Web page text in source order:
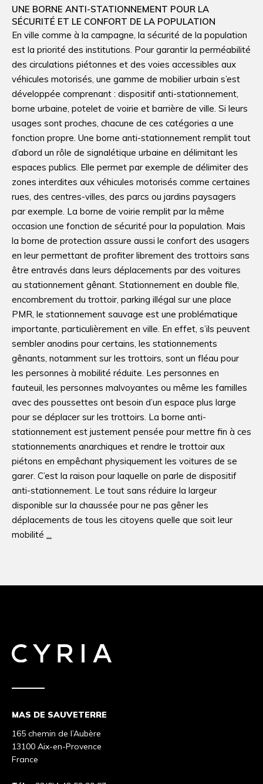
UNE BORNE ANTI-STATIONNEMENT POUR LA
SÉCURITÉ ET LE CONFORT DE LA POPULATION
En ville comme à la campagne, la sécurité de la population
est la priorité des institutions. Pour garantir la perméabilité
des circulations piétonnes et des voies accessibles aux
véhicules motorisés, une gamme de mobilier urbain s’est
développée comprenant : dispositif anti-stationnement,
borne urbaine, potelet de voirie et barrière de ville. Si leurs
usages sont proches, chacune de ces catégories a une
fonction propre. Une borne anti-stationnement remplit tout
d’abord un rôle de signalétique urbaine en délimitant les
espaces publics. Elle permet par exemple de délimiter des
zones interdites aux véhicules motorisés comme certaines
rues, des centres-villes, des parcs ou jardins paysagers
par exemple. La borne de voirie remplit par la même
occasion une fonction de sécurité pour la population. Mais
la borne de protection assure aussi le confort des usagers
en leur permettant de profiter librement des trottoirs sans
être entravés dans leurs déplacements par des voitures
au stationnement gênant. Stationnement en double file,
encombrement du trottoir, parking illégal sur une place
PMR, le stationnement sauvage est une problématique
importante, particulièrement en ville. En effet, s’ils peuvent
sembler anodins pour certains, les stationnements
gênants, notamment sur les trottoirs, sont un fléau pour
les personnes à mobilité réduite. Les personnes en
fauteuil, les personnes malvoyantes ou même les familles
avec des poussettes ont besoin d’un espace plus large
pour se déplacer sur les trottoirs. La borne anti-
stationnement est justement pensée pour mettre fin à ces
stationnements anarchiques et rendre le trottoir aux
piétons en empêchant physiquement les voitures de se
garer. C’est la raison pour laquelle on parle de dispositif
anti-stationnement. Le tout sans réduire la largeur
disponible sur la chaussée pour ne pas gêner les
déplacements de tous les citoyens quelle que soit leur
mobilité ...
MAS DE SAUVETERRE
165 chemin de l’Aubère
13100 Aix-en-Provence
France